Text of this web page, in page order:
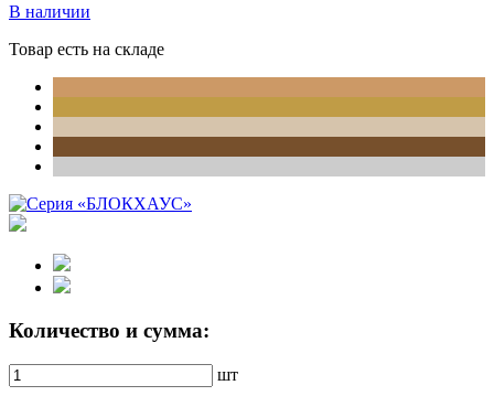
В наличии
Товар есть на складе
Количество и сумма:
шт